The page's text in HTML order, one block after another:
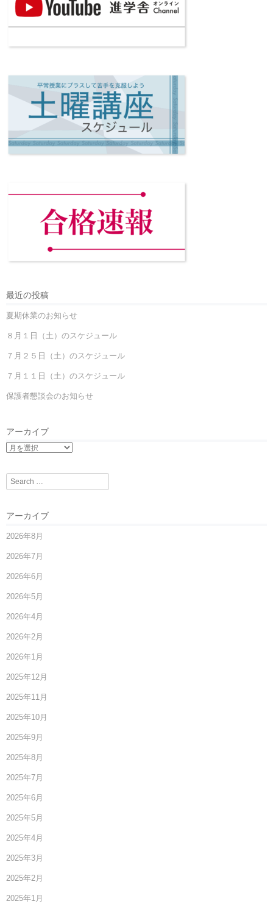
最近の投稿
夏期休業のお知らせ
８月１日（土）のスケジュール
７月２５日（土）のスケジュール
７月１１日（土）のスケジュール
保護者懇談会のお知らせ
アーカイブ
Search
アーカイブ
2026年8月
2026年7月
2026年6月
2026年5月
2026年4月
2026年2月
2026年1月
2025年12月
2025年11月
2025年10月
2025年9月
2025年8月
2025年7月
2025年6月
2025年5月
2025年4月
2025年3月
2025年2月
2025年1月